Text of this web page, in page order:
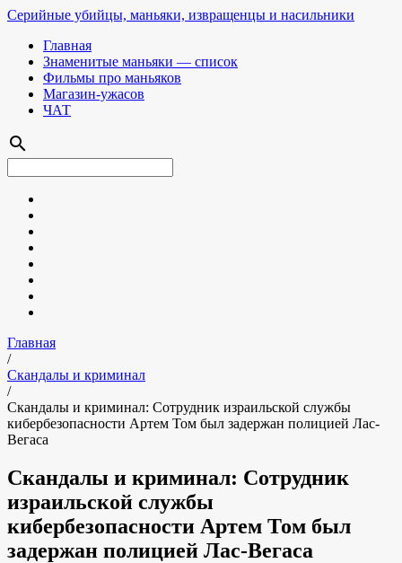
Серийные убийцы, маньяки, извращенцы и насильники
Главная
Знаменитые маньяки — список
Фильмы про маньяков
Магазин-ужасов
ЧАТ
search
Главная
/
Скандалы и криминал
/
Скандалы и криминал: Сотрудник израильской службы
кибербезопасности Артем Том был задержан полицией Лас-
Вегаса
Скандалы и криминал: Сотрудник
израильской службы
кибербезопасности Артем Том был
задержан полицией Лас-Вегаса